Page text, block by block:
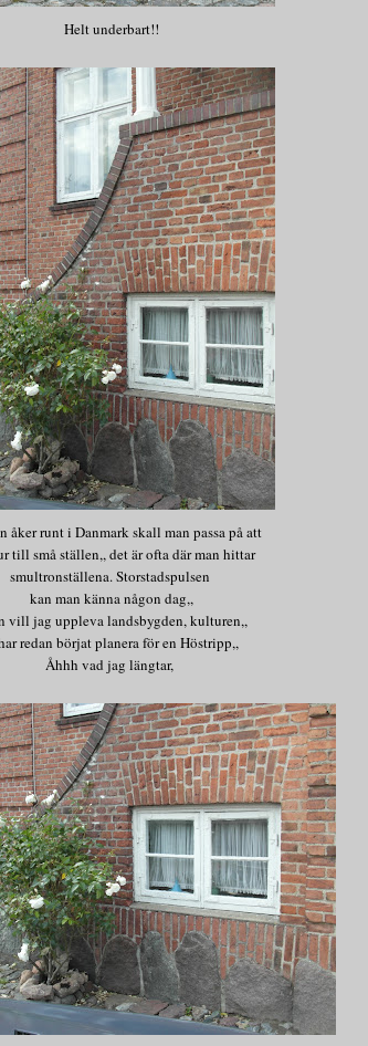
Helt underbart!!
åker runt i Danmark skall man passa på att
till små ställen,, det är ofta där man hittar
smultronställena. Storstadspulsen
kan man känna någon dag,,
vill jag uppleva landsbygden, kulturen,,
redan börjat planera för en Höstripp,,
Åhhh vad jag längtar,